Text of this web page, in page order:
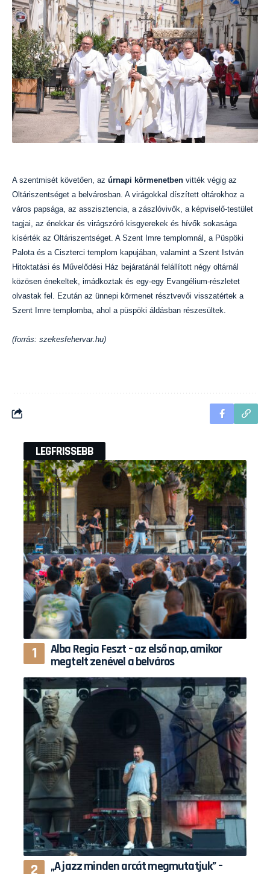
A szentmisét követően, az úrnapi körmenetben vitték végig az
Oltáriszentséget a belvárosban. A virágokkal díszített oltárokhoz a
város papsága, az asszisztencia, a zászlóvivők, a képviselő-testület
tagjai, az énekkar és virágszóró kisgyerekek és hívők sokasága
kísérték az Oltáriszentséget. A Szent Imre templomnál, a Püspöki
Palota és a Ciszterci templom kapujában, valamint a Szent István
Hitoktatási és Művelődési Ház bejáratánál felállított négy oltárnál
közösen énekeltek, imádkoztak és egy-egy Evangélium-részletet
olvastak fel. Ezután az ünnepi körmenet résztvevői visszatértek a
Szent Imre templomba, ahol a püspöki áldásban részesültek.
(forrás: szekesfehervar.hu)
LEGFRISSEBB
Alba Regia Feszt – az első nap, amikor
megtelt zenével a belváros
„A jazz minden arcát megmutatjuk” –